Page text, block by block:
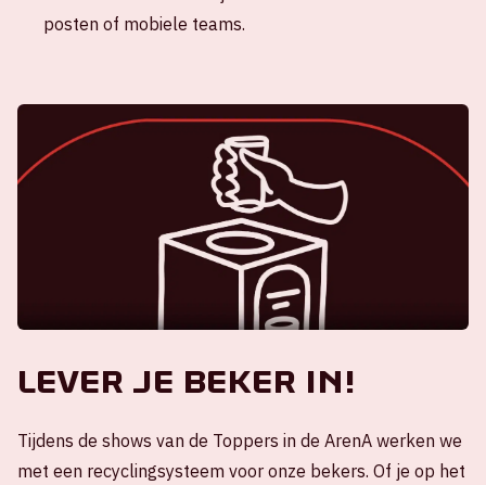
posten of mobiele teams.
Lever je beker in!
Tijdens de shows van de Toppers in de ArenA werken we
met een recyclingsysteem voor onze bekers. Of je op het